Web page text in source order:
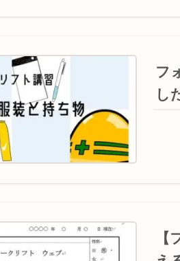
フ
し